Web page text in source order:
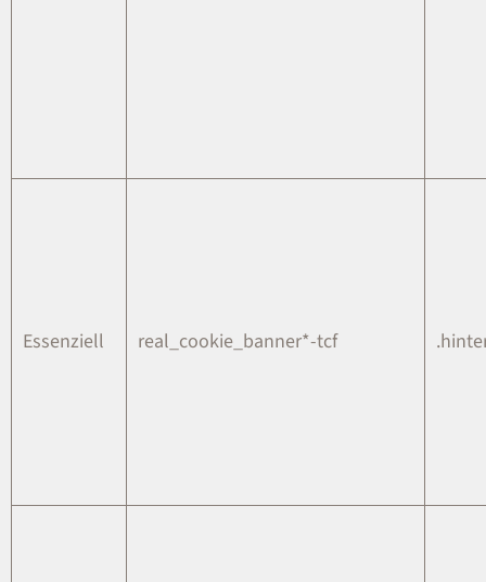
Essenziell real_cookie_banner*-tcf